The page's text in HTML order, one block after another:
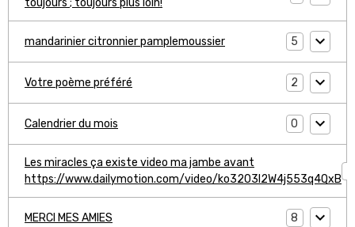
toujours ; toujours plus loin!
mandarinier citronnier pamplemoussier 5
Votre poème préféré 2
Calendrier du mois 0
Les miracles ça existe video ma jambe avant
https://www.dailymotion.com/video/ko3203l2W4j553q4QxB
MERCI MES AMIES 8